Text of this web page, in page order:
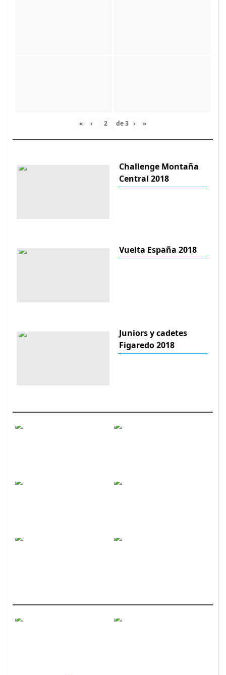
« ‹ de3 › »
Challenge Montaña
Central 2018
Vuelta España 2018
Juniors y cadetes
Figaredo 2018